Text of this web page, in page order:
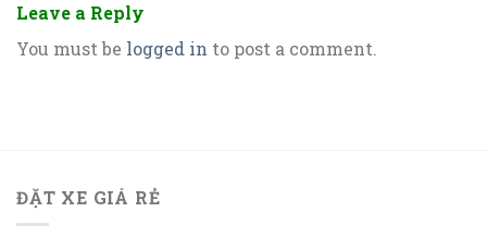
Leave a Reply
You must be logged in to post a comment.
ĐẶT XE GIÁ RẺ